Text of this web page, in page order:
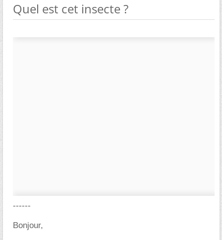
Quel est cet insecte ?
------
Bonjour,